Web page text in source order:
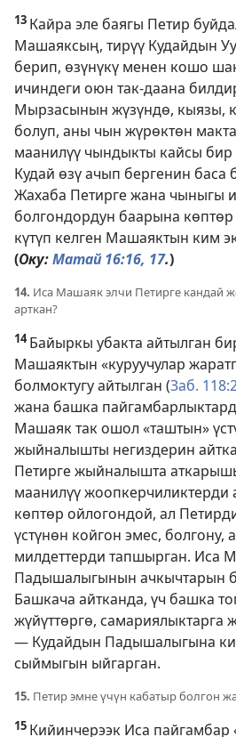
13 Кайра эле баягы Петир
Машаяксың, тирүү Кудайдын
берип, өзүнүкү менен кошо
ичиндеги оюн так-даана
Мырзасынын жүзүндө, кыязы,
болуп, аны чын жүрөктөн
маанилүү чындыкты кайсы
Кудай өзү ачып бергенин баса
Жахаба Петирге жана чыныгы
болгондордун баарына көптөр
күтүп келген Машаяктын ким
(Оку:Матай 16:16, 17.)
14. Иса Машаяк элчи Петирге кандай
арткан?
14Байыркы убакта айтылган
Машаяктын «куруучулар
болмоктугу айтылган (Заб.
жана башка
Машаяк так ошол «таштын»
жыйналышты негиздерин
Петирге жыйналышта
маанилүү жоопкерчиликтерди
көптөр ойлогондой, ал
үстүнөн койгон эмес, болгону,
милдеттерди тапшырган. Иса
Падышалыгынын ачкычтарын
Башкача айтканда, үч башка
жүйүттөргө, самариялыктарга
— Кудайдын Падышалыгына
сыймыгын ыйгарган.
15. Петир эмне үчүн кабатыр болгон
15 Кийинчерээк Иса пайгамбар